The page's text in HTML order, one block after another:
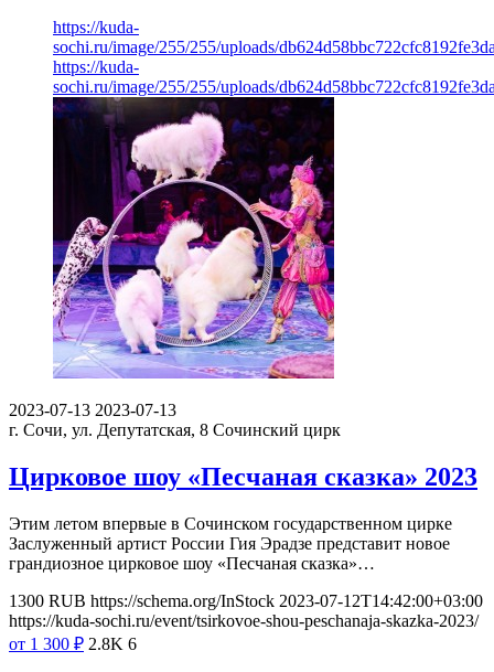
https://kuda-
sochi.ru/image/255/255/uploads/
https://kuda-
sochi.ru/image/255/255/uploads/
2023-07-13 2023-07-13
г. Сочи, ул. Депутатская, 8 Сочинский цирк
Цирковое шоу «Песчаная сказка» 2023
Этим летом впервые в Сочинском государственном цирке
Заслуженный артист России Гия Эрадзе представит новое
грандиозное цирковое шоу «Песчаная сказка»…
1300 RUB https://schema.org/InStock 2023-07-12T14:42:00+03:00
https://kuda-sochi.ru/event/tsirkovoe-shou-peschanaja-skazka-2023/
от 1 300 ₽ 2.8K 6